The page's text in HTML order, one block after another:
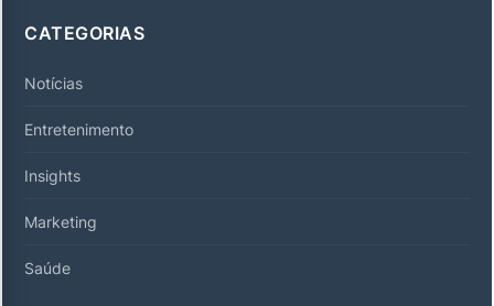
CATEGORIAS
Notícias
Entretenimento
Insights
Marketing
Saúde